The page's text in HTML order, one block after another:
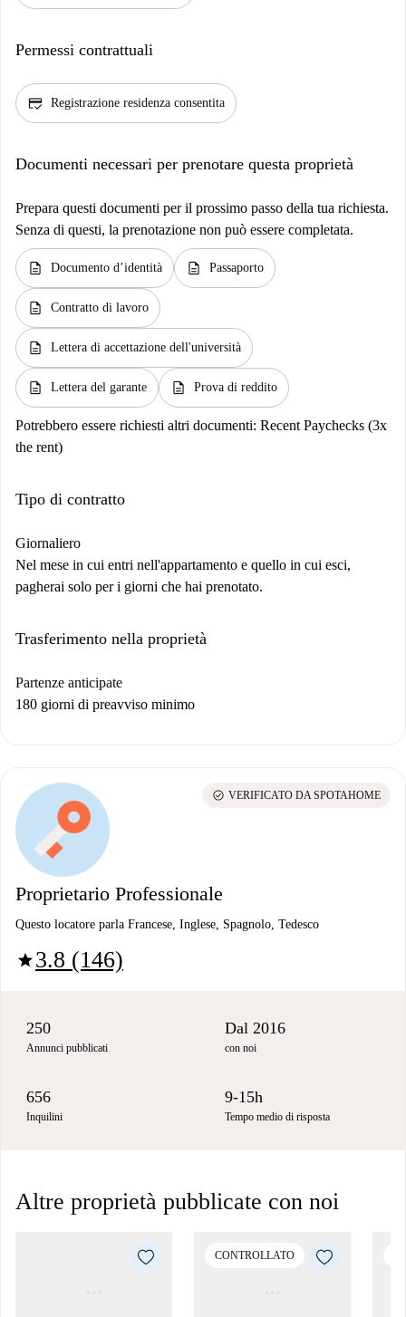
Permessi contrattuali
credit_score Registrazione residenza consentita
Documenti necessari per prenotare questa proprietà
Prepara questi documenti per il prossimo passo della tua richiesta.
Senza di questi, la prenotazione non può essere completata.
description Documento d’identità description Passaporto
description Contratto di lavoro
description Lettera di accettazione dell'università
description Lettera del garante description Prova di reddito
Potrebbero essere richiesti altri documenti: Recent Paychecks (3x
the rent)
Tipo di contratto
Giornaliero
Nel mese in cui entri nell'appartamento e quello in cui esci,
pagherai solo per i giorni che hai prenotato.
Trasferimento nella proprietà
Partenze anticipate
180 giorni di preavviso minimo
Proprietario Professionale
Questo locatore parla Francese, Inglese, Spagnolo, Tedesco
star3.8 (146)
check_circle VERIFICATO DA SPOTAHOME
250
Annunci pubblicati
Dal 2016
con noi
656
Inquilini
9-15h
Tempo medio di risposta
Altre proprietà pubblicate con noi
CONTROLLATO